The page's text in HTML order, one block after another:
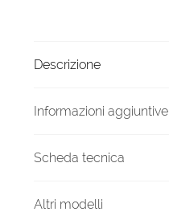
cm
Descrizione
Informazioni aggiuntive
Scheda tecnica
Altri modelli